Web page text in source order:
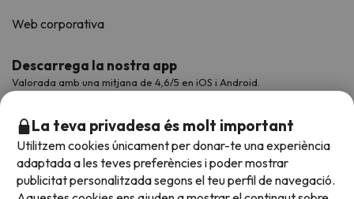
Web corporativa
Descarrega la nostra app
Valorada amb una mitjana de 4,6/5 en iOS i Android.
La teva privadesa és molt important
Utilitzem cookies únicament per donar-te una experiència
adaptada a les teves preferències i poder mostrar
publicitat personalitzada segons el teu perfil de navegació.